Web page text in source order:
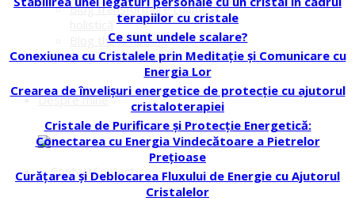
Blog transformare cuantică
Blog theta healing
Blog cristaloterapie
Despre mine
Contact
terapiilor cu cristale
Ce sunt undele scalare?
Conexiunea cu Cristalele prin Meditație și Comunicare cu
Energia Lor
Crearea de învelișuri energetice de protecție cu ajutorul
cristaloterapiei
Cristale de Purificare și Protecție Energetică:
Conectarea cu Energia Vindecătoare a Pietrelor
Prețioase
Curățarea și Deblocarea Fluxului de Energie cu Ajutorul
Cristalelor